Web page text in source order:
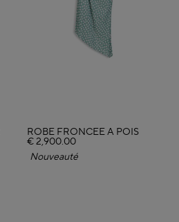
ROBE FRONCÉE À POIS
€ 2,900.00
Nouveauté